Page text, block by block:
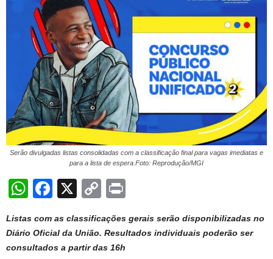
Serão divulgadas listas consolidadas com a classificação final para vagas imediatas e
para a lista de espera.Foto: Reprodução/MGI
W
at
s
F
c
e
X
C
p
y
t
Listas com as classificações gerais serão disponibilizadas no
Diário Oficial da União. Resultados individuais poderão ser
consultados a partir das 16h